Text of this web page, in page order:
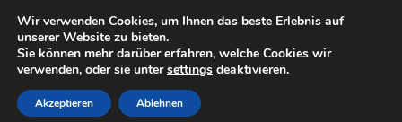
LIEFERUNG ab 6 EUR
Mo–Fr 9–16 Uhr · 0175 7465658
Zur
Navigation
Zum
Inhalt
Wir verwenden Cookies, um Ihnen das beste Erlebnis auf
unserer Website zu bieten.
Sie können mehr darüber erfahren, welche Cookies wir
verwenden, oder sie untersettings deaktivieren.
Akzeptieren Ablehnen